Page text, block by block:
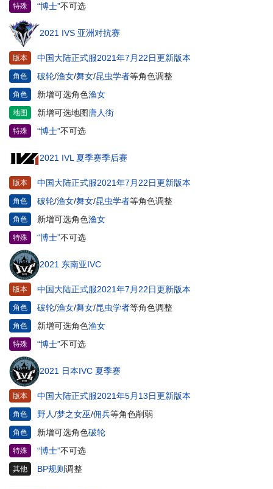
特殊 “博士”不可选
2021 IVS 亚洲对抗赛
版本 中国大陆正式服2021年7月22日更新版本
角色 破轮/渔女/舞女/昆虫学者等角色调整
角色 新增可选角色渔女
地图 新增可选地图 唐人街
特殊 “博士”不可选
2021 IVL 夏季赛季后赛
版本 中国大陆正式服2021年7月22日更新版本
角色 破轮/渔女/舞女/昆虫学者等角色调整
角色 新增可选角色渔女
特殊 “博士”不可选
2021 东南亚IVC
版本 中国大陆正式服2021年7月22日更新版本
角色 破轮/渔女/舞女/昆虫学者等角色调整
角色 新增可选角色渔女
特殊 “博士”不可选
2021 日本IVC 夏季赛
版本 中国大陆正式服2021年5月13日更新版本
角色 野人/梦之女巫/佣兵等角色削弱
角色 新增可选角色破轮
特殊 “博士”不可选
其他 BP规则调整